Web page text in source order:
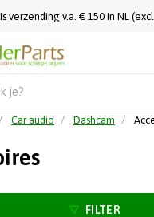
verzending v.a. € 150 in NL
Car audio Dashcam
FILTER